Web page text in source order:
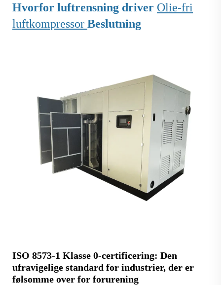
Hvorfor luftrensning driver Olie-fri
luftkompressor Beslutning
ISO 8573-1 Klasse 0-certificering: Den
ufravigelige standard for industrier, der er
følsomme over for forurening